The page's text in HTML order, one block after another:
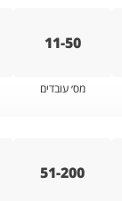
11-50
מס׳ עובדים
51-200